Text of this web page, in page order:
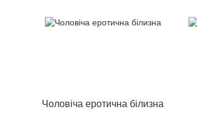
Чоловіча еротична білизна